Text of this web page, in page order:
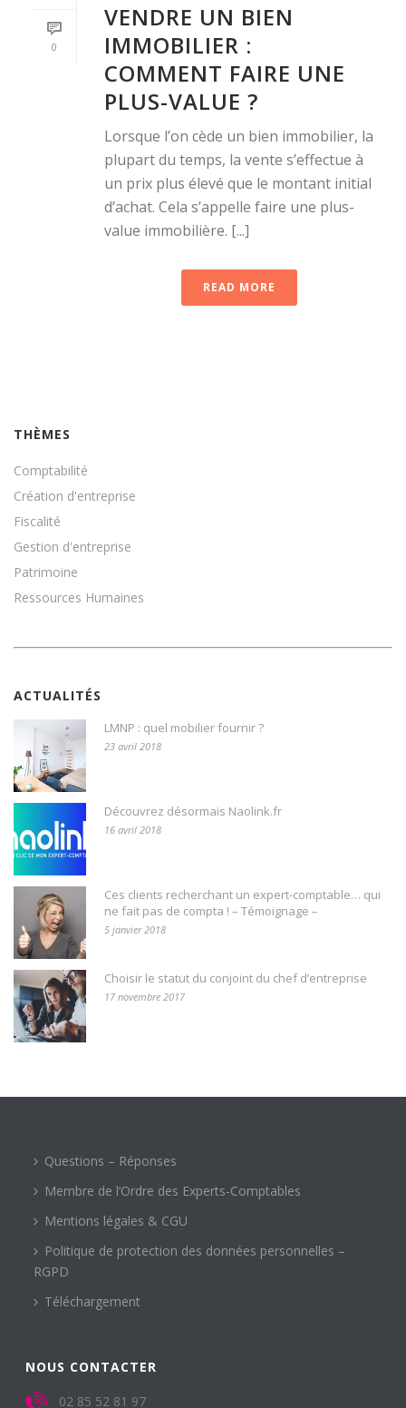
0
VENDRE UN BIEN
IMMOBILIER :
COMMENT FAIRE UNE
PLUS-VALUE ?
Lorsque l’on cède un bien immobilier, la
plupart du temps, la vente s’effectue à
un prix plus élevé que le montant initial
d’achat. Cela s’appelle faire une plus-
value immobilière. [...]
READ MORE
THÈMES
Comptabilité
Création d'entreprise
Fiscalité
Gestion d'entreprise
Patrimoine
Ressources Humaines
ACTUALITÉS
LMNP : quel mobilier fournir ?
23 avril 2018
Découvrez désormais Naolink.fr
16 avril 2018
Ces clients recherchant un expert-comptable… qui
ne fait pas de compta ! – Témoignage –
5 janvier 2018
Choisir le statut du conjoint du chef d’entreprise
17 novembre 2017
Questions – Réponses
Membre de l’Ordre des Experts-Comptables
Mentions légales & CGU
Politique de protection des données personnelles –
RGPD
Téléchargement
NOUS CONTACTER
02 85 52 81 97